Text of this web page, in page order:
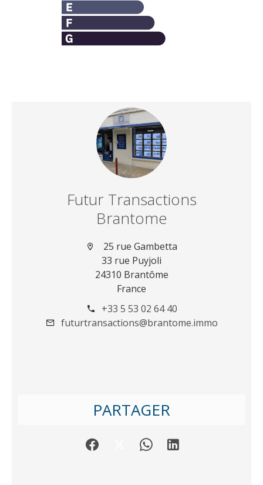
Futur Transactions
Brantome
25 rue Gambetta
33 rue Puyjoli
24310 Brantôme
France
+33 5 53 02 64 40
futurtransactions@brantome.immo
PARTAGER